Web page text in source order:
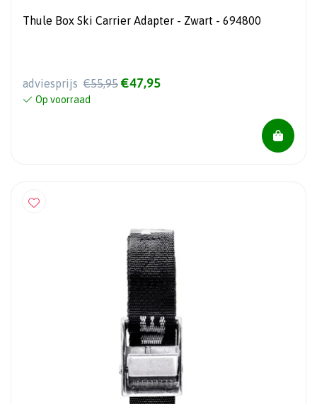
Thule Box Ski Carrier Adapter - Zwart - 694800
adviesprijs €55,95 €47,95
Op voorraad